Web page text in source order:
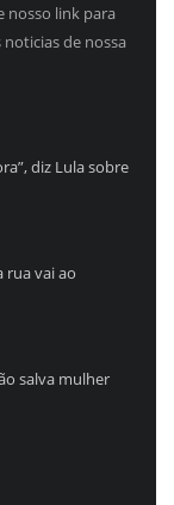
nosso link para
de nossa
diz Lula sobre
rua vai ao
salva mulher